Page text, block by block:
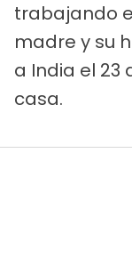
trabajando
madre y su
a India el 23
casa.